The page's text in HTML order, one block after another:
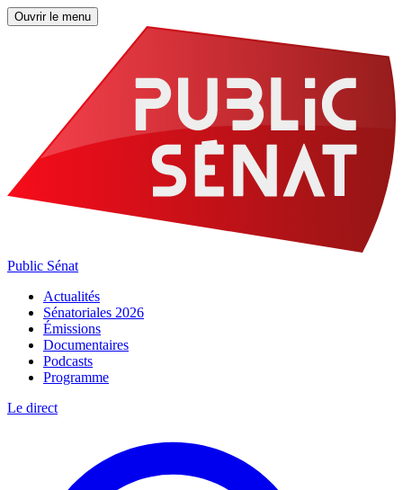
Ouvrir le menu
Public Sénat
Actualités
Sénatoriales 2026
Émissions
Documentaires
Podcasts
Programme
Le direct